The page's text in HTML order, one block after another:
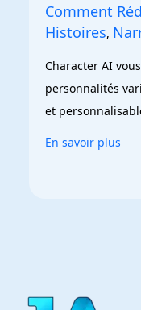
Comment
Histoires,
Character AI
personnalités
et
En savoir plus